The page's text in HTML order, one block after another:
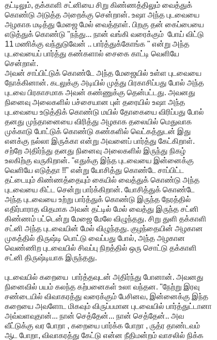
தட்டிலும், தக்காளி சட்னியை சிறு கிண்ணத்திலும் வைத்துக்
கொண்டு அடுத்த அறைக்கு சென்றான். உஷா அந்த புடவையை
அழகாக மடித்து மேஜை மேல் வைத்தாள். பிறகு தன் கைப்பையை
எடுத்துக் கொண்டு "நந்து... நான் வங்கி வரைக்கும் போய் விட்டு
11 மணிக்கு வந்துடுவேன் .. பார்த்துக்கோங்க " என்று அந்த
புடவையைப் பார்த்து கண்களால் சைகை காட்டி வெளியே
சென்றாள்.
அவன் சாப்பிட்டுக் கொண்டே அந்த மேஜையில் உள்ள புடவையை
நோக்கினான். கடலுக்கு அடியில் முத்து பிரகாசிப்பது போல் அந்த
புடவை பிரகாசமாக அவன் கண்ணுக்கு தென்பட்டது. அவனது
நினைவு அலைகளில் பச்சையான புள் தரையில் உஷா அந்த
புடவையை உடுத்திக் கொண்டு மயில் தோகையை விரிப்பது போல்
தனது முந்தானையை விரித்து அழகாக தலையில் மெதுவாக
முக்காடு போட்டுக் கொண்டு கண்களில் வெட்கத்துடன் இது
எனக்கு நல்லா இருக்கா என்று அவனைப் பார்த்து கேட்கிறாள்.
சற்றே அதிர்ந்து தனது நினைவு அலைகளில் இருந்து நிகழ்
உலகிற்கு வருகிறான். "எதுக்கு இந்த புடவையை இன்னைக்கு
வெளியே எடுத்தா !!" என்று யோசித்து கொண்டே
சாப்பிட்ட
தட்டையும் கிண்ணத்தையும் கையில் வைத்துக் கொண்டு அந்த
புடவையை கிட்ட சென்று பார்க்கிறான். யோசித்துக் கொண்டே
அந்த புடவையை உற்று பார்த்துக் கொண்டு இருந்த நேரத்தில்
எதிர்பாராத விதமாக அவன் தட்டில் மேல் வைத்து இருந்த சட்னி
கிண்ணம் பட்டென்று மேஜை மேலே விழுந்தது. சிறு துளி தக்காளி
சட்னி அந்த புடவையின் மேல் விழுந்தது. குழந்தையின் அழகான
முகத்தில் திருஷ்டி பொட்டு வைப்பது போல், அந்த அழகான
வெண்ணிற புடவையில் சிவப்பு நிறத்தில் ஒரு சொட்டு தக்காளி
சட்னி திருஷ்டியாக இருந்தது.
புடவையில் கறையை பார்த்தவுடன் அதிர்ந்து போனான். அவனது
நினைவில் பயம் கலந்த கற்பனைகள் உலா வந்தன. "நேற்று இரவு
சண்டையில் விவாகரத்து வரைக்கும் பேசினவ, இன்னைக்கு இந்த
கறையை அவளோட மிகவும் விருப்பமான புடவையில் பார்த்துட்டானா
அவ்வளவுதான்... நான் செத்தேன்... நான் செத்தேன்.. அவ
வீட்டுக்கு வர போறா , கறையை பார்க்க போறா , ருத்ர தாண்டவம்
ஆட
போறா, விவாகரத்து கேட்டு என்ன நீதிமன்றம் வாசலில் நிக்க